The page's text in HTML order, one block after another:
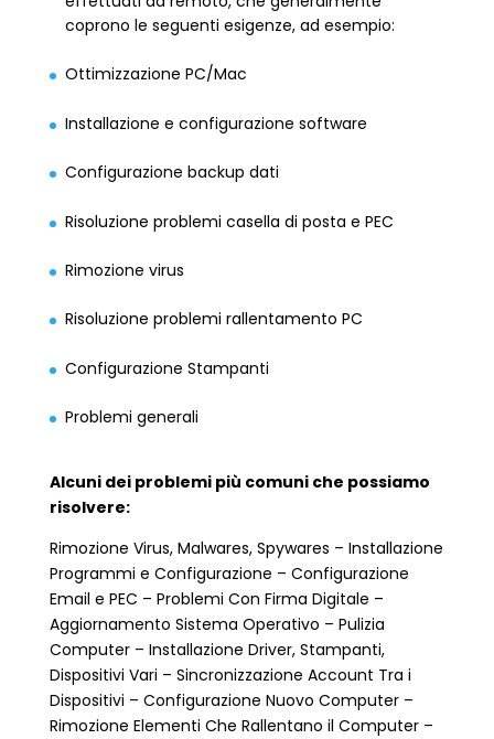
coprono le seguenti esigenze, ad esempio:
Ottimizzazione PC/Mac
Installazione e configurazione software
Configurazione backup dati
Risoluzione problemi casella di posta e PEC
Rimozione virus
Risoluzione problemi rallentamento PC
Configurazione Stampanti
Problemi generali
Alcuni dei problemi più comuni che possiamo
risolvere:
Rimozione Virus, Malwares, Spywares – Installazione
Programmi e Configurazione – Configurazione
Email e PEC – Problemi Con Firma Digitale –
Aggiornamento Sistema Operativo – Pulizia
Computer – Installazione Driver, Stampanti,
Dispositivi Vari – Sincronizzazione Account Tra i
Dispositivi – Configurazione Nuovo Computer –
Rimozione Elementi Che Rallentano il Computer –